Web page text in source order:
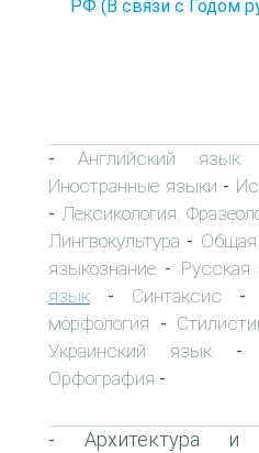
РФ (В связи с Годом
- Английский язык
Иностранные языки -
- Лексикология.
Лингвокультура - Общая
языкознание - Русская
язык - Синтаксис -
морфология -
Украинский язык -
Орфография -
- Архитектура и